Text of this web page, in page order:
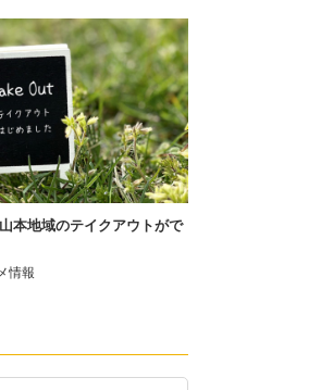
本地域のテイクアウトがで
情報